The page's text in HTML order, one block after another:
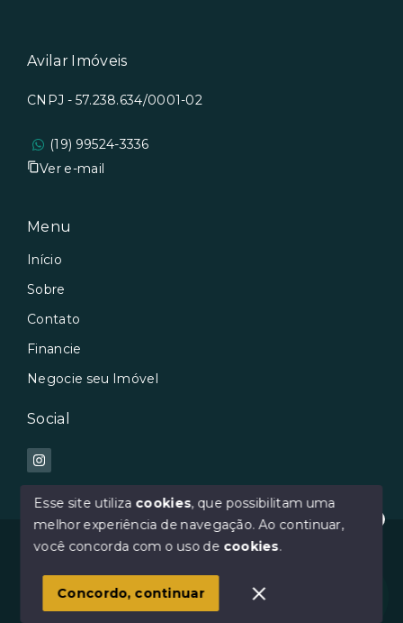
Oi :) Como posso te ajudar?
Avilar Imóveis
CNPJ - 57.238.634/0001-02
(19) 99524-3336
Ver e-mail
Menu
Início
Sobre
Contato
Financie
Negocie seu Imóvel
Social
© Copyright 2026 - Avilar Imóveis - Todos os direitos
SITE PARA IMOBILIARIA
Esse site utiliza cookies, que possibilitam uma
melhor experiência de navegação.Ao continuar,
você concorda com o uso de cookies.
Concordo, continuar